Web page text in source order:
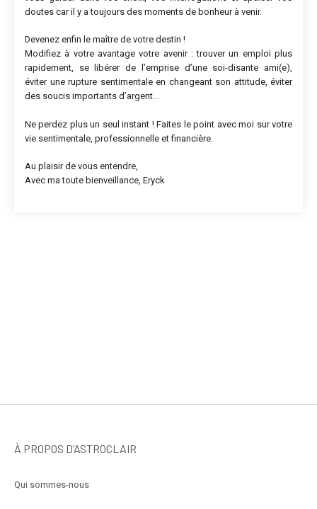
doutes car il y a toujours des moments de bonheur à venir.
Devenez enfin le maître de votre destin !
Modifiez à votre avantage votre avenir : trouver un emploi plus
rapidement, se libérer de l’emprise d’une soi-disante ami(e),
éviter une rupture sentimentale en changeant son attitude, éviter
des soucis importants d’argent…
Ne perdez plus un seul instant ! Faites le point avec moi sur votre
vie sentimentale, professionnelle et financière.
Au plaisir de vous entendre,
Avec ma toute bienveillance, Eryck
À PROPOS D’ASTROCLAIR
Qui sommes-nous